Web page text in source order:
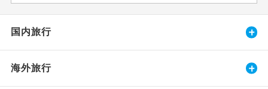
国内旅行
海外旅行